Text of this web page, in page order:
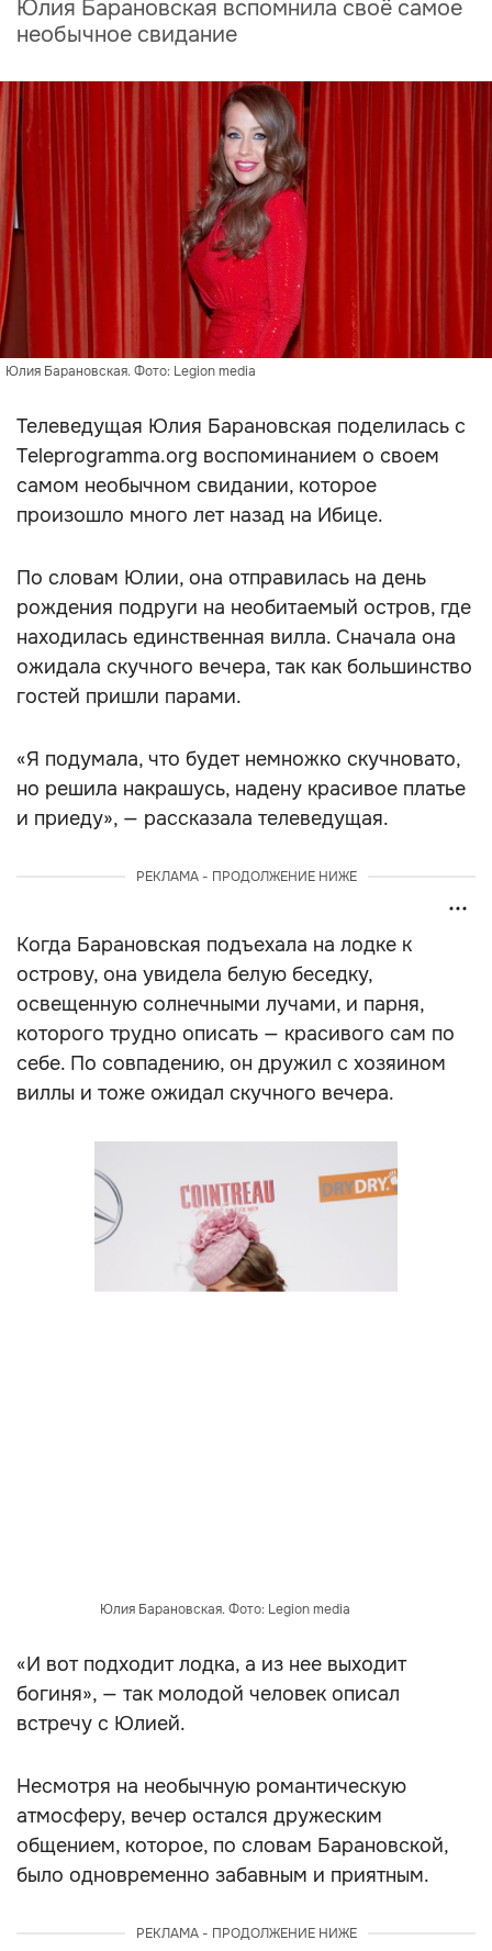
Юлия Барановская вспомнила своё самое
необычное свидание
Юлия Барановская. Фото: Legion media
Телеведущая Юлия Барановская поделилась с
Teleprogramma.org воспоминанием о своем
самом необычном свидании, которое
произошло много лет назад на Ибице.
По словам Юлии, она отправилась на день
рождения подруги на необитаемый остров, где
находилась единственная вилла. Сначала она
ожидала скучного вечера, так как большинство
гостей пришли парами.
«Я подумала, что будет немножко скучновато,
но решила накрашусь, надену красивое платье
и приеду», — рассказала телеведущая.
РЕКЛАМА - ПРОДОЛЖЕНИЕ НИЖЕ
Когда Барановская подъехала на лодке к
острову, она увидела белую беседку,
освещенную солнечными лучами, и парня,
которого трудно описать — красивого сам по
себе. По совпадению, он дружил с хозяином
виллы и тоже ожидал скучного вечера.
Юлия Барановская. Фото: Legion media
«И вот подходит лодка, а из нее выходит
богиня», — так молодой человек описал
встречу с Юлией.
Несмотря на необычную романтическую
атмосферу, вечер остался дружеским
общением, которое, по словам Барановской,
было одновременно забавным и приятным.
РЕКЛАМА - ПРОДОЛЖЕНИЕ НИЖЕ